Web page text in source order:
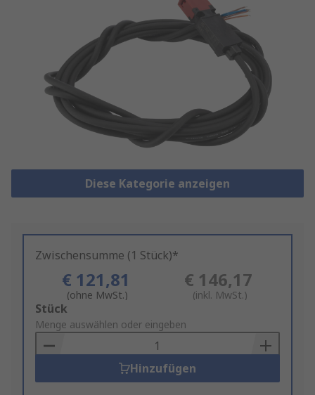
Diese Kategorie anzeigen
Zwischensumme (1 Stück)*
€ 121,81
(ohne MwSt.)
€ 146,17
(inkl. MwSt.)
Add
to
Basket
Stück
Menge auswählen oder eingeben
Hinzufügen